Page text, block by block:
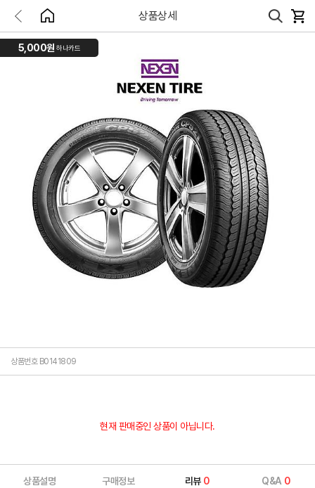
상품상세
5,000원 하나카드
상품번호 B0141809
현재 판매중인 상품이 아닙니다.
상품설명 구매정보 리뷰 0 Q&A 0